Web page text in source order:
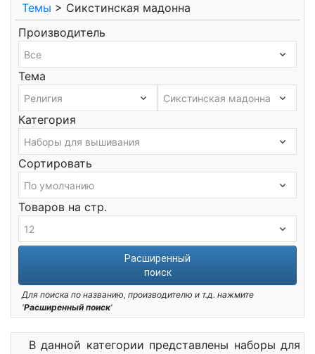
Темы > Сикстинская мадонна
Производитель
Тема
Категория
Сортировать
Товаров на стр.
Расширенный
поиск
Для поиска по названию, производителю и т.д. нажмите
'Расширенный поиск'
В данной категории представлены наборы для